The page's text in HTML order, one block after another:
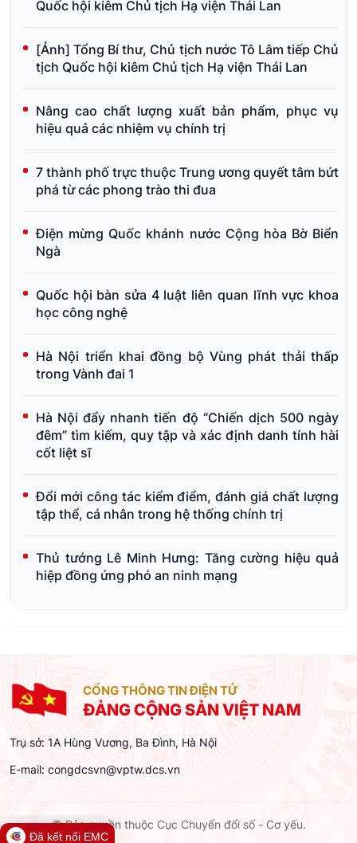
Quốc hội kiêm Chủ tịch Hạ viện Thái Lan
[Ảnh] Tổng Bí thư, Chủ tịch nước Tô Lâm tiếp Chủ
tịch Quốc hội kiêm Chủ tịch Hạ viện Thái Lan
Nâng cao chất lượng xuất bản phẩm, phục vụ
hiệu quả các nhiệm vụ chính trị
7 thành phố trực thuộc Trung ương quyết tâm bứt
phá từ các phong trào thi đua
Điện mừng Quốc khánh nước Cộng hòa Bờ Biển
Ngà
Quốc hội bàn sửa 4 luật liên quan lĩnh vực khoa
học công nghệ
Hà Nội triển khai đồng bộ Vùng phát thải thấp
trong Vành đai 1
Hà Nội đẩy nhanh tiến độ “Chiến dịch 500 ngày
đêm” tìm kiếm, quy tập và xác định danh tính hài
cốt liệt sĩ
Đổi mới công tác kiểm điểm, đánh giá chất lượng
tập thể, cá nhân trong hệ thống chính trị
Thủ tướng Lê Minh Hưng: Tăng cường hiệu quả
hiệp đồng ứng phó an ninh mạng
CỔNG THÔNG TIN ĐIỆN TỬ
ĐẢNG CỘNG SẢN VIỆT NAM
Trụ sở: 1A Hùng Vương, Ba Đình, Hà Nội
E-mail: congdcsvn@vptw.dcs.vn
© Bản quyền thuộc Cục Chuyển đổi số - Cơ yếu.
Đã kết nối EMC